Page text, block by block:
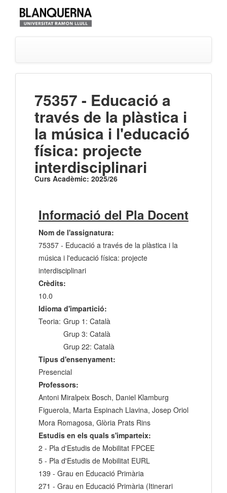
75357 - Educació a
través de la plàstica i
la música i l'educació
física: projecte
interdisciplinari
Curs Acadèmic: 2025/26
Informació del Pla Docent
Nom de l'assignatura:
75357 - Educació a través de la plàstica i la
música i l'educació física: projecte
interdisciplinari
Crèdits:
10.0
Idioma d'impartició:
Teoria: Grup 1: Català
Grup 3: Català
Grup 22: Català
Tipus d'ensenyament:
Presencial
Professors:
Antoni Miralpeix Bosch, Daniel Klamburg
Figuerola, Marta Espinach Llavina, Josep Oriol
Mora Romagosa, Glòria Prats Rins
Estudis en els quals s'imparteix:
2 - Pla d'Estudis de Mobilitat FPCEE
5 - Pla d'Estudis de Mobilitat EURL
139 - Grau en Educació Primària
271 - Grau en Educació Primària (Itinerari